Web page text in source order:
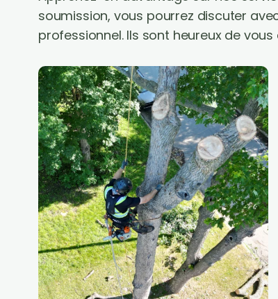
soumission, vous pourrez discuter
professionnel. Ils sont heureux de